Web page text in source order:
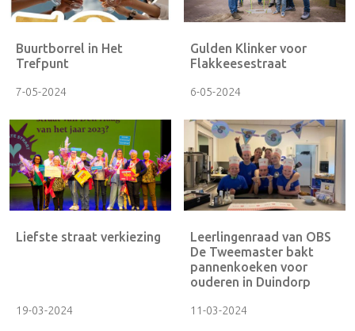
Buurtborrel in Het
Trefpunt
7-05-2024
Gulden Klinker voor
Flakkeesestraat
6-05-2024
Liefste straat verkiezing
19-03-2024
Leerlingenraad van OBS
De Tweemaster bakt
pannenkoeken voor
ouderen in Duindorp
11-03-2024